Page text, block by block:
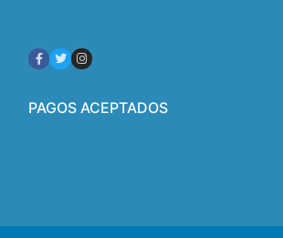
PAGOS ACEPTADOS